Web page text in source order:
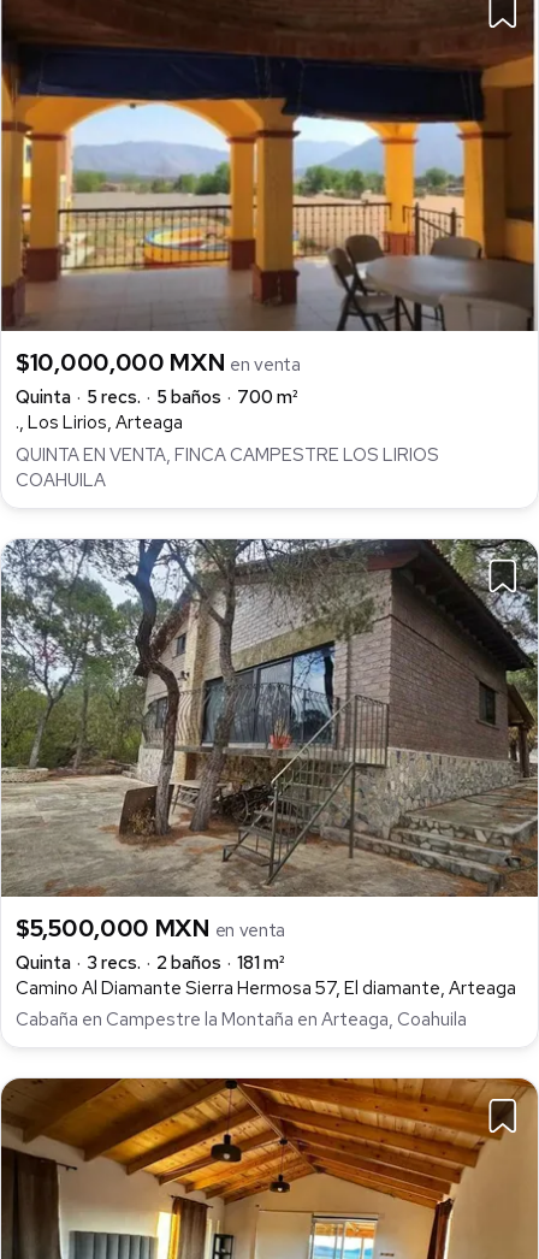
$10,000,000 MXN en venta
Quinta
5 recs. 5 baños
700 m²
., Los Lirios, Arteaga
QUINTA EN VENTA, FINCA CAMPESTRE LOS LIRIOS
COAHUILA
$5,500,000 MXN en venta
Quinta
3 recs. 2 baños
181 m²
Camino Al Diamante Sierra Hermosa 57, El diamante, Arteaga
Cabaña en Campestre la Montaña en Arteaga, Coahuila